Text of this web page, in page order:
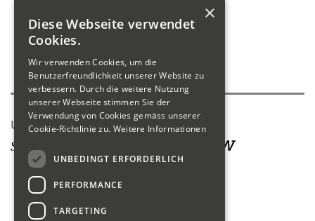
Shop
Produktkatalog
Unsere Seiten
×
Diese Webseite verwendet
Cookies.
Wir verwenden Cookies, um die
Benutzerfreundlichkeit unserer Website zu
verbessern. Durch die weitere Nutzung
unserer Webseite stimmen Sie der
Verwendung von Cookies gemäss unserer
Cookie-Richtlinie zu. Weitere Informationen
UNBEDINGT ERFORDERLICH
PERFORMANCE
TARGETING